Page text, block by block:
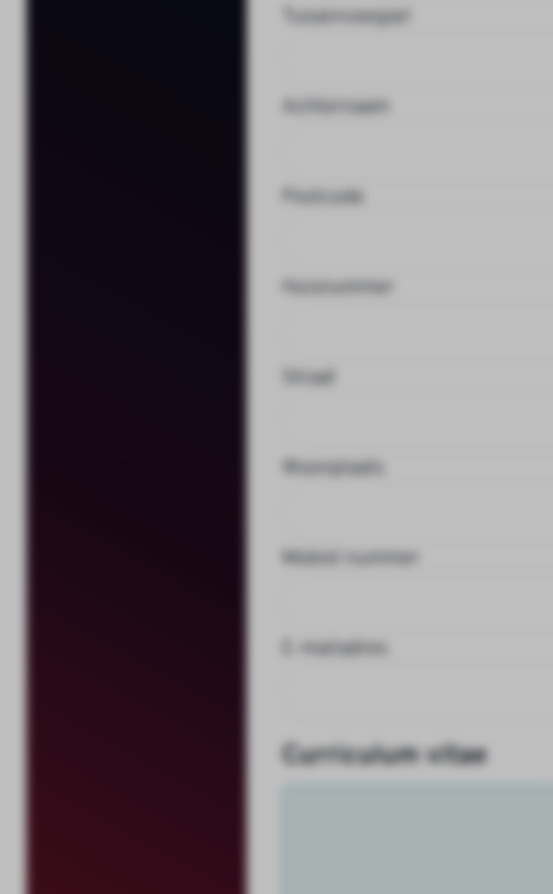
Tussenvoegsel
Achternaam
Postcode
Huisnummer
Straat
Woonplaats
Mobiel nummer
E-mailadres
Curriculum vitae